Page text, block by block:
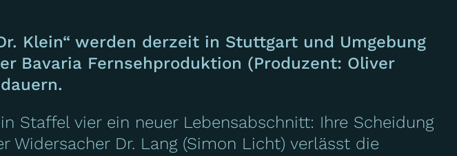
Klein“ werden derzeit in Stuttgart und Umgebung
Bavaria Fernsehproduktion (Produzent: Oliver
Staffel vier ein neuer Lebensabschnitt: Ihre Scheidung
Dr. Lang (Simon Licht) verlässt die